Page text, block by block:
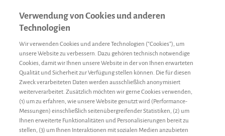
Verwendung von Cookies und anderen
Technologien
Wir verwenden Cookies und andere Technologien (“Cookies”), um
unsere Website zu verbessern. Dazu gehören technisch notwendige
Cookies, damit wir Ihnen unsere Website in der von Ihnen erwarteten
Qualität und Sicherheit zur Verfügung stellen können. Die für diesen
Zweck verarbeiteten Daten werden ausschließlich anonymisiert
weiterverarbeitet. Zusätzlich möchten wir gerne Cookies verwenden,
(1) um zu erfahren, wie unsere Website genutzt wird (Performance-
Messungen) einschließlich seitenübergreifender Statistiken, (2) um
Ihnen erweiterte Funktionalitäten und Personalisierungen bereit zu
stellen, (3) um Ihnen Interaktionen mit sozialen Medien anzubieten